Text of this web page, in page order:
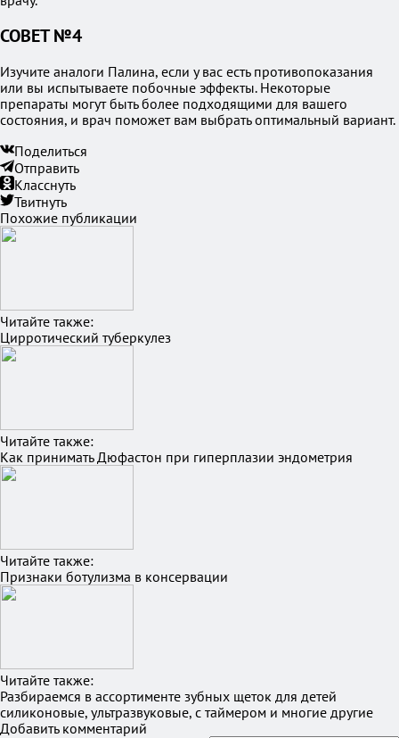
СОВЕТ №4
Изучите аналоги Палина, если у вас есть противопоказания
или вы испытываете побочные эффекты. Некоторые
препараты могут быть более подходящими для вашего
состояния, и врач поможет вам выбрать оптимальный вариант.
Поделиться
Отправить
Класснуть
Твитнуть
Похожие публикации
Читайте также:
Цирротический туберкулез
Читайте также:
Как принимать Дюфастон при гиперплазии эндометрия
Читайте также:
Признаки ботулизма в консервации
Читайте также:
Разбираемся в ассортименте зубных щеток для детей
силиконовые, ультразвуковые, с таймером и многие другие
Добавить комментарий